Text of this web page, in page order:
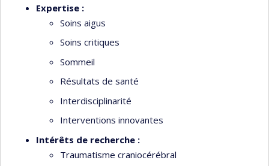
Expertise :
Soins aigus
Soins critiques
Sommeil
Résultats de santé
Interdisciplinarité
Interventions innovantes
Intérêts de recherche :
Traumatisme craniocérébral